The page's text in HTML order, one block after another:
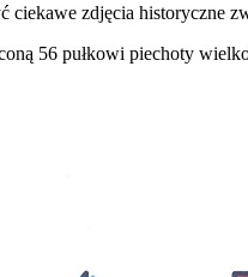
ciekawe zdjęcia historyczne
56 pułkowi piechoty